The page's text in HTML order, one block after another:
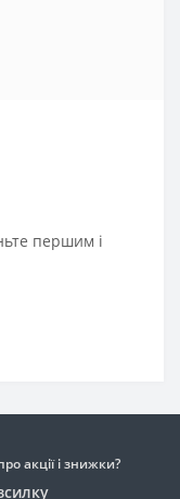
першим і
акції і знижки?